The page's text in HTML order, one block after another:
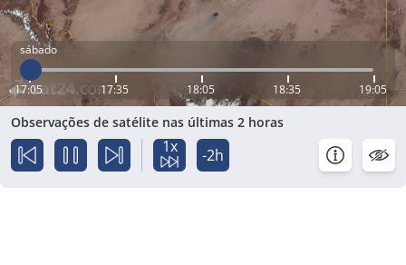
sábado
17:05 17:35 18:05 18:35 19:05
Observações de satélite nas últimas 2 horas
1x -2h